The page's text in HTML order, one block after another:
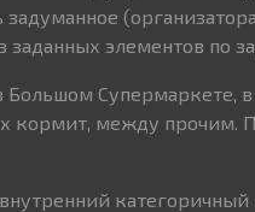
заданных элементов по
Большом Супермаркете,
кормит, между прочим.
категоричный